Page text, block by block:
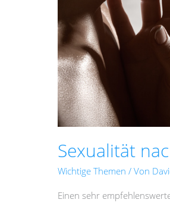
Sexualität
Wichtige Themen / Von
Einen sehr